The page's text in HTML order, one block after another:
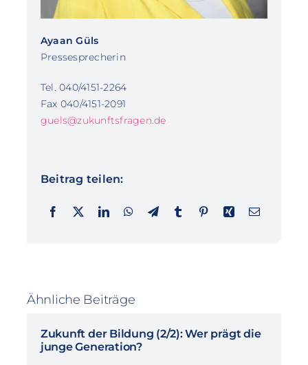
Ayaan Güls
Pressesprecherin
Tel. 040/4151-2264
Fax 040/4151-2091
guels@zukunftsfragen.de
Beitrag teilen:
Ähnliche Beiträge
Zukunft der Bildung (2/2): Wer prägt die
junge Generation?